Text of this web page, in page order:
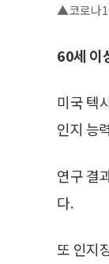
▲코로나
60세 이
미국 텍
인지 능
연구 결
다.
또 인지